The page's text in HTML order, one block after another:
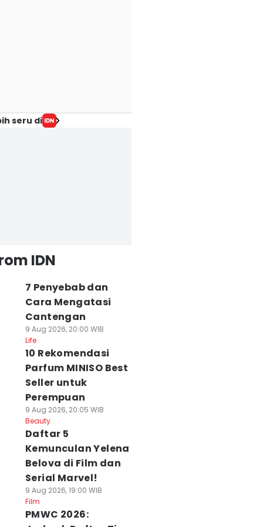
seru di
IDN
7 Penyebab dan
Cara Mengatasi
Cantengan
9 Aug 2026, 20:00 WIB
Life
10 Rekomendasi
Parfum MINISO Best
Seller untuk
Perempuan
9 Aug 2026, 20:05 WIB
Beauty
Daftar 5
Kemunculan Yelena
Belova di Film dan
Serial Marvel!
9 Aug 2026, 19:00 WIB
Film
PMWC 2026: